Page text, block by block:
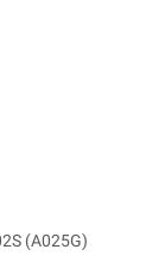
(A025G)